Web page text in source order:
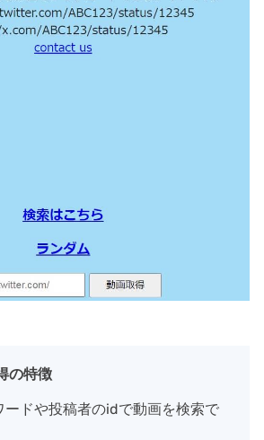
の特徴
ードや投稿者のidで動画を検索で